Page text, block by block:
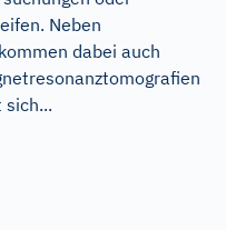
Neben
dabei auch